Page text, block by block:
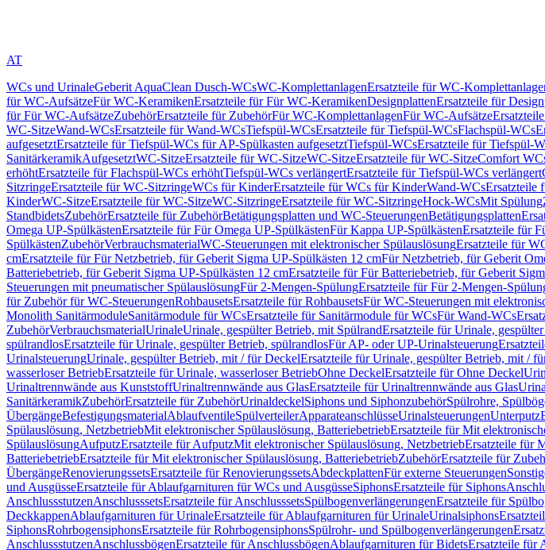
AT
WCs und UrinaleGeberit AquaClean Dusch-WCsWC-KomplettanlagenErsatzteile für WC-
für WC-AufsätzeFür WC-KeramikenErsatzteile für Für WC-KeramikenDesignplattenErsatzteile für
für Für WC-AufsätzeZubehörErsatzteile für ZubehörFür WC-KomplettanlagenFür WC-Aufsätze
WC-SitzeWand-WCsErsatzteile für Wand-WCsTiefspül-WCsErsatzteile für Tiefspül-WCsFlachspül-WCs
aufgesetztErsatzteile für Tiefspül-WCs für AP-Spülkasten aufgesetztTiefspül-WCsErsatzteile für Tiefspül-
SanitärkeramikAufgesetztWC-SitzeErsatzteile für WC-SitzeWC-SitzeErsatzteile für WC-SitzeComfort
erhöhtErsatzteile für Flachspül-WCs erhöhtTiefspül-WCs verlängertErsatzteile für Tiefspül-WCs verlängert
SitzringeErsatzteile für WC-SitzringeWCs für KinderErsatzteile für WCs für KinderWand-WCsErsatzteile
KinderWC-SitzeErsatzteile für WC-SitzeWC-SitzringeErsatzteile für WC-SitzringeHock-WCsMit Spülung
StandbidetsZubehörErsatzteile für ZubehörBetätigungsplatten und WC-SteuerungenBetätigungsplatten
Omega UP-SpülkästenErsatzteile für Für Omega UP-SpülkästenFür Kappa UP-SpülkästenErsatzteile für
SpülkästenZubehörVerbrauchsmaterialWC-Steuerungen mit elektronischer SpülauslösungErsatzteile für
cmErsatzteile für Für Netzbetrieb, für Geberit Sigma UP-Spülkästen 12 cmFür Netzbetrieb, für Geberit
Batteriebetrieb, für Geberit Sigma UP-Spülkästen 12 cmErsatzteile für Für Batteriebetrieb, für Geberit
Steuerungen mit pneumatischer SpülauslösungFür 2-Mengen-SpülungErsatzteile für Für 2-Mengen-
für Zubehör für WC-SteuerungenRohbausetsErsatzteile für RohbausetsFür WC-Steuerungen mit
Monolith SanitärmoduleSanitärmodule für WCsErsatzteile für Sanitärmodule für WCsFür Wand-WCs
ZubehörVerbrauchsmaterialUrinaleUrinale, gespülter Betrieb, mit SpülrandErsatzteile für Urinale,
spülrandlosErsatzteile für Urinale, gespülter Betrieb, spülrandlosFür AP- oder UP-Urinalsteuerung
UrinalsteuerungUrinale, gespülter Betrieb, mit / für DeckelErsatzteile für Urinale, gespülter Betrieb, mit /
wasserloser BetriebErsatzteile für Urinale, wasserloser BetriebOhne DeckelErsatzteile für Ohne Deckel
Urinaltrennwände aus KunststoffUrinaltrennwände aus GlasErsatzteile für Urinaltrennwände aus Glas
SanitärkeramikZubehörErsatzteile für ZubehörUrinaldeckelSiphons und SiphonzubehörSpülrohre,
ÜbergängeBefestigungsmaterialAblaufventileSpülverteilerApparateanschlüsseUrinalsteuerungenUnterputz
Spülauslösung, NetzbetriebMit elektronischer Spülauslösung, BatteriebetriebErsatzteile für Mit
SpülauslösungAufputzErsatzteile für AufputzMit elektronischer Spülauslösung, NetzbetriebErsatzteile für
BatteriebetriebErsatzteile für Mit elektronischer Spülauslösung, BatteriebetriebZubehörErsatzteile für
ÜbergängeRenovierungssetsErsatzteile für RenovierungssetsAbdeckplattenFür externe Steuerungen
und AusgüsseErsatzteile für Ablaufgarnituren für WCs und AusgüsseSiphonsErsatzteile für Siphons
AnschlussstutzenAnschlusssetsErsatzteile für AnschlusssetsSpülbogenverlängerungenErsatzteile für
DeckkappenAblaufgarnituren für UrinaleErsatzteile für Ablaufgarnituren für UrinaleUrinalsiphons
SiphonsRohrbogensiphonsErsatzteile für RohrbogensiphonsSpülrohr- und Spülbogenverlängerungen
AnschlussstutzenAnschlussbögenErsatzteile für AnschlussbögenAblaufgarnituren für BidetsErsatzteile für